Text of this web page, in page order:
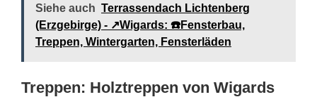
Siehe auch Terrassendach Lichtenberg
(Erzgebirge) - ↗️Wigards: ☎️Fensterbau,
Treppen, Wintergarten, Fensterläden
Treppen: Holztreppen von Wigards